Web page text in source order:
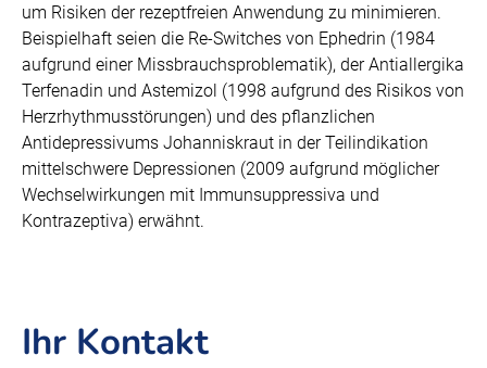
um Risiken der rezeptfreien Anwendung zu minimieren.
Beispielhaft seien die Re-Switches von Ephedrin (1984
aufgrund einer Missbrauchsproblematik), der Antiallergika
Terfenadin und Astemizol (1998 aufgrund des Risikos von
Herzrhythmusstörungen) und des pflanzlichen
Antidepressivums Johanniskraut in der Teilindikation
mittelschwere Depressionen (2009 aufgrund möglicher
Wechselwirkungen mit Immunsuppressiva und
Kontrazeptiva) erwähnt.
Ihr Kontakt